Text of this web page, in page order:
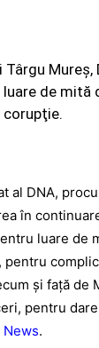
Mureş,
de mită
al DNA,
în
luare de
şi faţă de
pentru
News.